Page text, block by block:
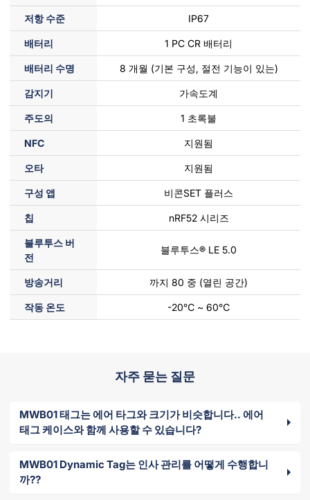
저항 수준 IP67
배터리 1 PC CR 배터리
배터리 수명 8 개월 (기본 구성, 절전 기능이 있는)
감지기 가속도계
주도의 1 초록불
NFC 지원됨
오타 지원됨
구성 앱 비콘SET 플러스
칩 nRF52 시리즈
블루투스 버
전
블루투스® LE 5.0
방송거리 까지 80 중 (열린 공간)
작동 온도 -20℃ ~ 60℃
자주 묻는 질문
MWB01 태그는 에어 타그와 크기가 비슷합니다.. 에어
태그 케이스와 함께 사용할 수 있습니다?
MWB01 Dynamic Tag는 인사 관리를 어떻게 수행합니
까??